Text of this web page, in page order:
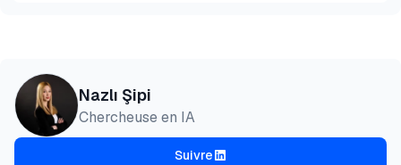
@misc{sipi2026,
  author = {Şipi, Nazlı},
title  = {{Comparatif des 5 meilleurs scrapers
  year   = {2026},
Nazlı Şipi
Chercheuse en IA
Suivre